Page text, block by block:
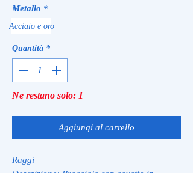
Metallo *
Acciaio e oro
Quantità *
Ne restano solo: 1
Aggiungi al carrello
Raggi